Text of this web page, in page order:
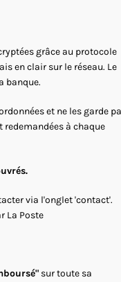
grâce au protocole
en clair sur le réseau. Le
banque.
et ne les garde
redemandées à chaque
via l'onglet 'contact'.
La Poste
sur toute sa